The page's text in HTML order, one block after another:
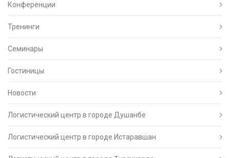
Конференции
Тренинги
Семинары
Гостиницы
Новости
Логистический центр в городе Душанбе
Логистический центр в городе Истаравшан